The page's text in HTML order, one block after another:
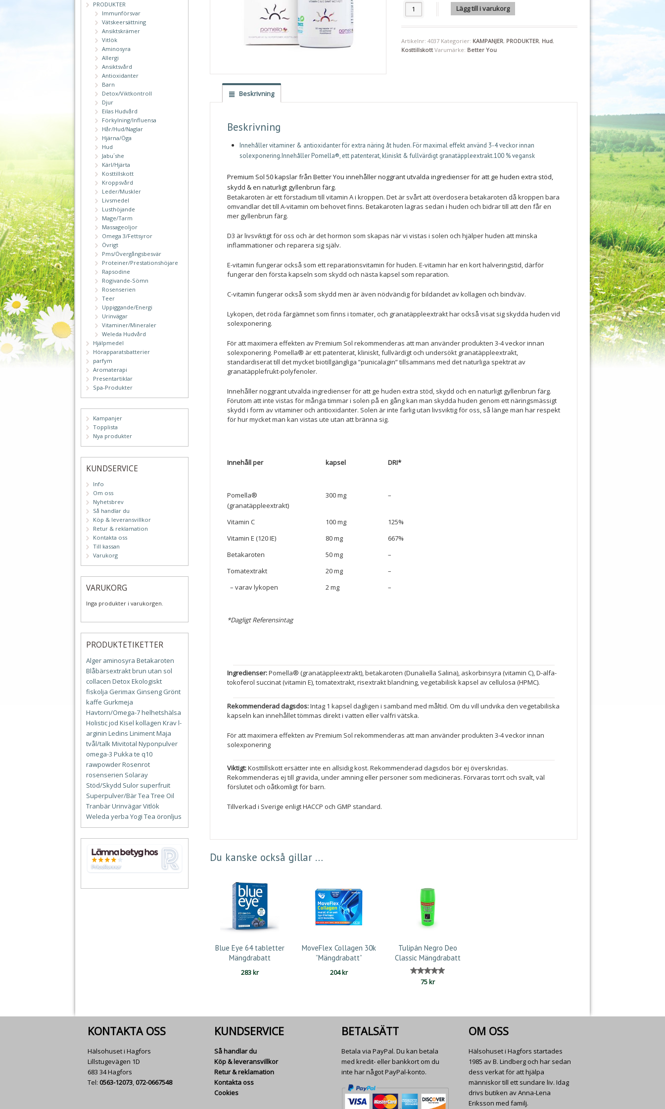
Premium Sol 50 kapslar "Mängdrabatt" mängd
Lägg till i varukorg
Artikelnr: 4037 Kategorier: KAMPANJER, PRODUKTER, Hud,
Kosttillskott Varumärke: Better You
Beskrivning
Beskrivning
Innehåller vitaminer & antioxidanter för extra näring åt huden. För maximal effekt använd 3-4 veckor innan
solexponering.Innehåller Pomella®, ett patenterat, kliniskt & fullvärdigt granatäppleextrakt.100 % vegansk
Premium Sol 50 kapslar från Better You innehåller noggrant utvalda ingredienser för att ge huden extra stöd,
skydd & en naturligt gyllenbrun färg.
Betakaroten är ett förstadium till vitamin A i kroppen. Det är svårt att överdosera betakaroten då kroppen bara
omvandlar det till A-vitamin om behovet finns. Betakaroten lagras sedan i huden och bidrar till att den får en
mer gyllenbrun färg.
D3 är livsviktigt för oss och är det hormon som skapas när vi vistas i solen och hjälper huden att minska
inflammationer och reparera sig själv.
E-vitamin fungerar också som ett reparationsvitamin för huden. E-vitamin har en kort halveringstid, därför
fungerar den första kapseln som skydd och nästa kapsel som reparation.
C-vitamin fungerar också som skydd men är även nödvändig för bildandet av kollagen och bindväv.
Lykopen, det röda färgämnet som finns i tomater, och granatäppleextrakt har också visat sig skydda huden vid
solexponering.
För att maximera effekten av Premium Sol rekommenderas att man använder produkten 3-4 veckor innan
solexponering. Pomella® är ett patenterat, kliniskt, fullvärdigt och undersökt granatäppleextrakt,
standardiserat till det mycket biotillgängliga ”punicalagin” tillsammans med det naturliga spektrat av
granatäpplefrukt-polyfenoler.
Innehåller noggrant utvalda ingredienser för att ge huden extra stöd, skydd och en naturligt gyllenbrun färg.
Förutom att inte vistas för många timmar i solen på en gång kan man skydda huden genom ett näringsmässigt
skydd i form av vitaminer och antioxidanter. Solen är inte farlig utan livsviktig för oss, så länge man har respekt
för hur mycket man kan vistas ute utan att bränna sig.
Innehåll per kapsel DRI*
Pomella®
(granatäppleextrakt)
300 mg –
Vitamin C 100 mg
125%
Vitamin E (120 IE)
80 mg
667%
Betakaroten
50 mg
–
Tomatextrakt
20 mg
–
– varav lykopen
2 mg –
*Dagligt Referensintag
Ingredienser:Pomella® (granatäppleextrakt), betakaroten (Dunaliella Salina), askorbinsyra (vitamin C), D-alfa-
tokoferol succinat (vitamin E), tomatextrakt, risextrakt blandning, vegetabilisk kapsel av cellulosa (HPMC).
Rekommenderad dagsdos:Intag 1 kapsel dagligen i samband med måltid. Om du vill undvika den vegetabiliska
kapseln kan innehållet tömmas direkt i vatten eller valfri vätska.
För att maximera effekten av Premium Sol rekommenderas att man använder produkten 3-4 veckor innan
solexponering
Viktigt:Kosttillskott ersätter inte en allsidig kost. Rekommenderad dagsdos bör ej överskridas.
Rekommenderas ej till gravida, under amning eller personer som medicineras. Förvaras torrt och svalt, väl
förslutet och oåtkomligt för barn.
Tillverkad i Sverige enligt HACCP och GMP standard.
Du kanske också gillar …
Blue Eye 64 tabletter
Mängdrabatt
283kr
MoveFlex Collagen 30k
”Mängdrabatt”
204kr
Tulipán Negro Deo
Classic Mängdrabatt
Betygsatt
5.00
75kr
PRODUKTER
Immunförsvar
Vätskeersättning
Ansiktskrämer
Vitlök
Aminosyra
Allergi
Ansiktsvård
Antioxidanter
Barn
Detox/Viktkontroll
Djur
Eilas Hudvård
Förkylning/Influensa
Hår/Hud/Naglar
Hjärna/Öga
Hud
Jabu´she
Kärl/Hjärta
Kosttillskott
Kroppsvård
Leder/Muskler
Livsmedel
Lusthöjande
Mage/Tarm
Massageoljor
Omega 3/Fettsyror
Övrigt
Pms/Övergångsbesvär
Proteiner/Prestationshöjare
Rapsodine
Rogivande-Sömn
Rosenserien
Teer
Uppiggande/Energi
Urinvägar
Vitaminer/Mineraler
Weleda Hudvård
Hjälpmedel
Hörapparatsbatterier
parfym
Aromaterapi
Presentartiklar
Spa-Produkter
Kampanjer
Topplista
Nya produkter
KUNDSERVICE
Info
Om oss
Nyhetsbrev
Så handlar du
Köp & leveransvillkor
Retur & reklamation
Kontakta oss
Till kassan
Varukorg
VARUKORG
Inga produkter i varukorgen.
PRODUKTETIKETTER
Alger aminosyra Betakaroten
Blåbärsextraktbrun utan sol
collacen DetoxEkologiskt
fiskolja Gerimax Ginseng Grönt
kaffe Gurkmeja
Havtorn/Omega-7helhetshälsa
Holisticjod Kisel kollagen Kravl-
arginin Ledins LinimentMaja
tvål/talkMivitotal Nyponpulver
omega-3 Pukka te q10
rawpowderRosenrot
rosenserien Solaray
Stöd/Skydd Sulor superfruit
Superpulver/BärTea Tree Oil
TranbärUrinvägarVitlök
Weleda yerba Yogi Tea öronljus
KONTAKTA OSS
Hälsohuset i Hagfors
Lillstugevägen 1D
683 34 Hagfors
Tel: 0563-12073,072-0667548
KUNDSERVICE
Så handlar du
Köp & leveransvillkor
Retur & reklamation
Kontakta oss
Cookies
BETALSÄTT
Betala via PayPal. Du kan betala
med kredit- eller bankkort om du
inte har något PayPal-konto.
OM OSS
Hälsohuset i Hagfors startades
1985 av B. Lindberg och har sedan
dess verkat för att hjälpa
människor till ett sundare liv. Idag
drivs butiken av Anna-Lena
Eriksson med familj.